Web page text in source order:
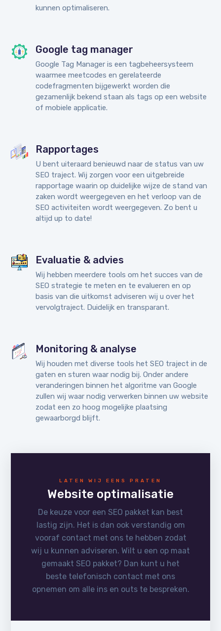
kunnen optimaliseren.
Google tag manager
Google Tag Manager is een tagbeheersysteem
waarmee meetcodes en gerelateerde
codefragmenten bijgewerkt worden die
gezamenlijk bekend staan als tags op een website
of mobiele applicatie.
Rapportages
U bent uiteraard benieuwd naar de status van uw
SEO traject. Wij zorgen voor een uitgebreide
rapportage waarin op duidelijke wijze de stand van
zaken wordt weergegeven en het verloop van de
SEO activiteiten wordt weergegeven. Zo bent u
altijd up to date!
Evaluatie & advies
Wij hebben meerdere tools om het succes van de
SEO strategie te meten en te evalueren en op
basis van die uitkomst adviseren wij u over het
vervolgtraject. Duidelijk en transparant.
Monitoring & analyse
Wij houden met diverse tools het SEO traject in de
gaten en sturen waar nodig bij. Onder andere
veranderingen binnen het algoritme van Google
zullen wij waar nodig verwerken binnen uw website
zodat een zo hoog mogelijke plaatsing
gewaarborgd blijft.
LATEN WIJ EENS PRATEN
Website optimalisatie
De keuze voor een SEO pakket kan best
lastig zijn. Het is dan ook verstandig om
vooraf contact met ons te hebben zodat
wij u kunnen adviseren. Wilt u een op maat
gemaakt SEO pakket? Dan kunt u het
beste telefonisch contact met ons
opnemen om alle ins en outs te bespreken.